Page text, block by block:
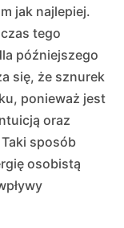
jak najlepiej.
tego
późniejszego
się, że sznurek
ponieważ jest
oraz
sposób
osobistą